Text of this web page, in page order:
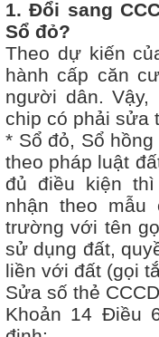
1. Đổi sang
Sổ đỏ?
Theo dự kiến
hành cấp căn
người dân.
chip có phải sửa
* Sổ đỏ, Sổ
theo pháp luật
đủ điều kiện
nhận theo mẫu
trường với tên
sử dụng đất,
liền với đất (gọi
Sửa số thẻ
Khoản 14 Điều